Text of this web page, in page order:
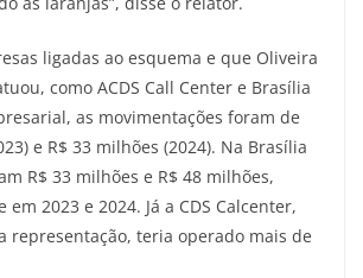
ligadas ao esquema e que Oliveira
como ACDS Call Center e Brasília
as movimentações foram de
e R$ 33 milhões (2024). Na Brasília
R$ 33 milhões e R$ 48 milhões,
2023 e 2024. Já a CDS Calcenter,
representação, teria operado mais de